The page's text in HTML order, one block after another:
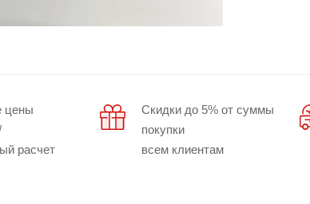
цены
расчет
Скидки до 5% от суммы
покупки
всем клиентам